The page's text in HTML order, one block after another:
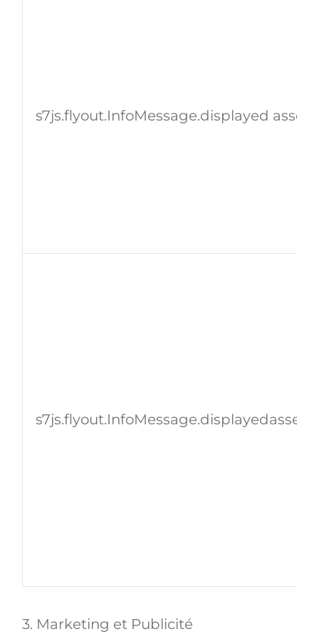
s7js.flyout.InfoMessage.displayed
3. Marketing et Publicité